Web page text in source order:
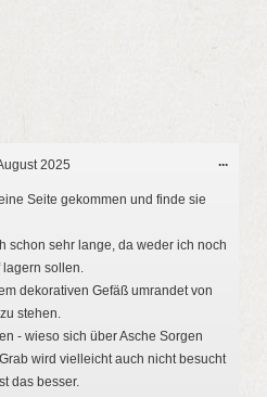
2025
Seite gekommen und finde sie
schon sehr lange, da weder ich noch
lagern sollen.
dekorativen Gefäß umrandet von
stehen.
- wieso sich über Asche Sorgen
wird vielleicht auch nicht besucht
das besser.
...Diese